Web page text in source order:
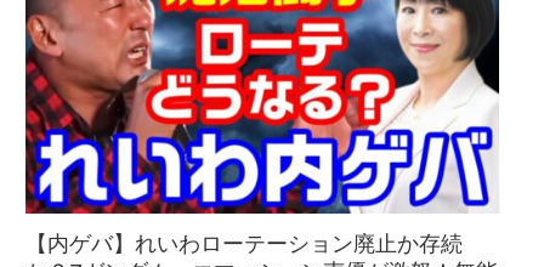
【内ゲバ】れいわローテーション廃止か存続